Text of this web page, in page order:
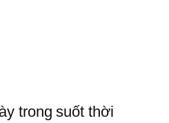
trong suốt thời